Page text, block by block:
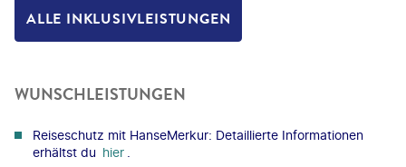
ALLE INKLUSIVLEISTUNGEN
WUNSCHLEISTUNGEN
Reiseschutz mit HanseMerkur: Detaillierte Informationen
erhältst du hier